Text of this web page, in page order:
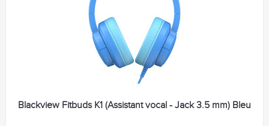
Blackview Fitbuds K1 (Assistant vocal - Jack 3.5 mm) Bleu